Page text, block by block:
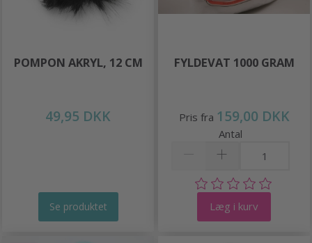
POMPON AKRYL, 12 CM
49,95 DKK
Se produktet
FYLDEVAT 1000 GRAM
Pris fra 159,00 DKK
Antal
Læg i kurv